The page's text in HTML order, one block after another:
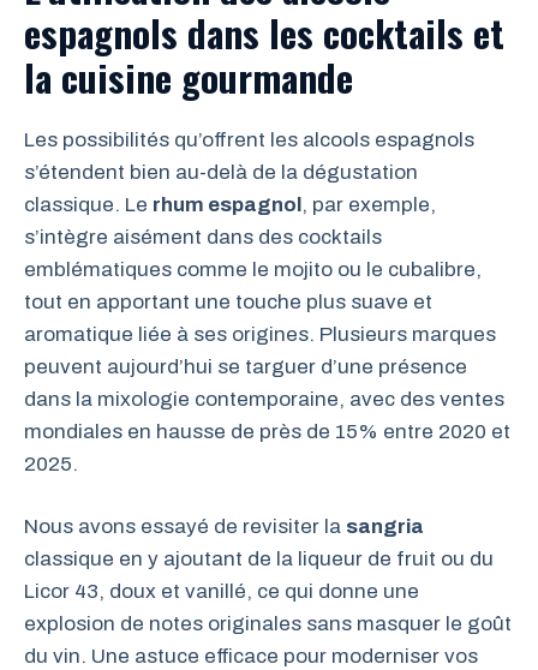
espagnols dans les cocktails et
la cuisine gourmande
Les possibilités qu’offrent les alcools espagnols
s’étendent bien au-delà de la dégustation
classique. Le rhum espagnol, par exemple,
s’intègre aisément dans des cocktails
emblématiques comme le mojito ou le cubalibre,
tout en apportant une touche plus suave et
aromatique liée à ses origines. Plusieurs marques
peuvent aujourd’hui se targuer d’une présence
dans la mixologie contemporaine, avec des ventes
mondiales en hausse de près de 15% entre 2020 et
2025.
Nous avons essayé de revisiter la sangria
classique en y ajoutant de la liqueur de fruit ou du
Licor 43, doux et vanillé, ce qui donne une
explosion de notes originales sans masquer le goût
du vin. Une astuce efficace pour moderniser vos